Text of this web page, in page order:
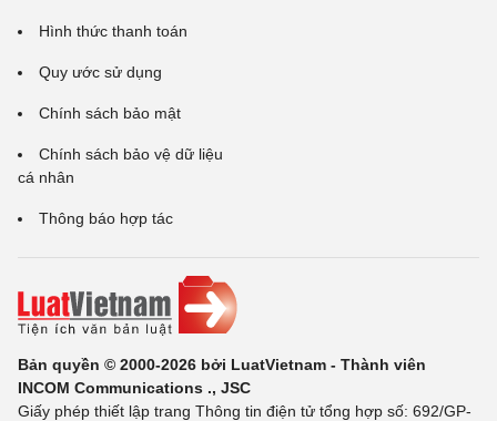
Hình thức thanh toán
Quy ước sử dụng
Chính sách bảo mật
Chính sách bảo vệ dữ liệu
cá nhân
Thông báo hợp tác
Bản quyền © 2000-2026 bởi LuatVietnam - Thành viên
INCOM Communications ., JSC
Giấy phép thiết lập trang Thông tin điện tử tổng hợp số: 692/GP-